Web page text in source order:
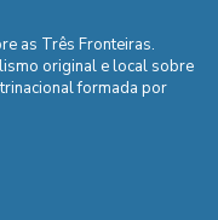
as Três Fronteiras.
original e local sobre
formada por